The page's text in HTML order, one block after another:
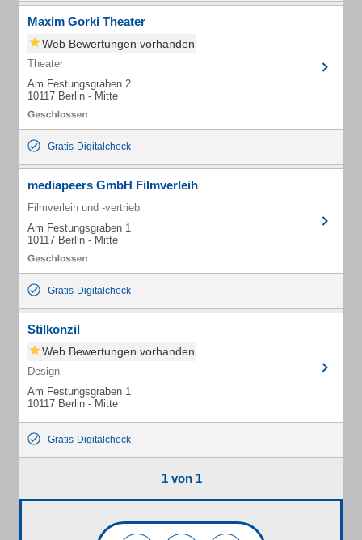
Maxim Gorki Theater
Web Bewertungen vorhanden
Theater
Am Festungsgraben 2
10117 Berlin - Mitte
Gratis-Digitalcheck
mediapeers GmbH Filmverleih
Filmverleih und -vertrieb
Am Festungsgraben 1
10117 Berlin - Mitte
Gratis-Digitalcheck
Stilkonzil
Web Bewertungen vorhanden
Design
Am Festungsgraben 1
10117 Berlin - Mitte
Gratis-Digitalcheck
1 von 1